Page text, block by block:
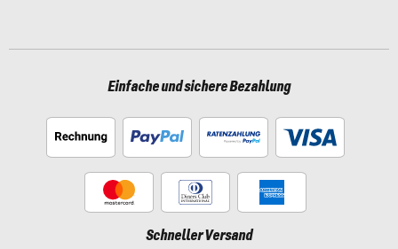
Einfache und sichere Bezahlung
Schneller Versand